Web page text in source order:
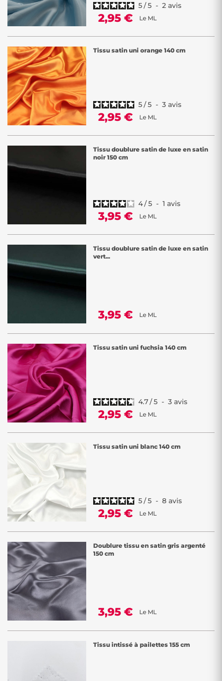
5/5 - 2 avis
2,95 € Le ML
Tissu satin uni orange 140 cm
5/5 - 3 avis
2,95 € Le ML
Tissu doublure satin de luxe en satin
noir 150 cm
4/5 - 1 avis
3,95 € Le ML
Tissu doublure satin de luxe en satin
vert...
3,95 € Le ML
Tissu satin uni fuchsia 140 cm
4.7/5 - 3 avis
2,95 € Le ML
Tissu satin uni blanc 140 cm
5/5 - 8 avis
2,95 € Le ML
Doublure tissu en satin gris argenté
150 cm
3,95 € Le ML
Tissu intissé à pailettes 155 cm